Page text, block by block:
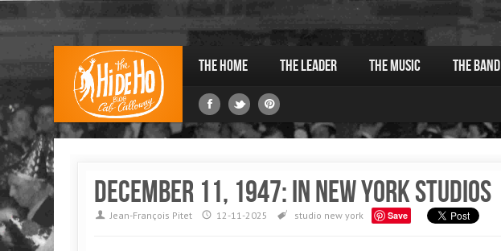
The Home The Leader The Music The Band
December 11, 1947: in New York studios
Jean-François Pitet 12-11-2025 studio new york Save